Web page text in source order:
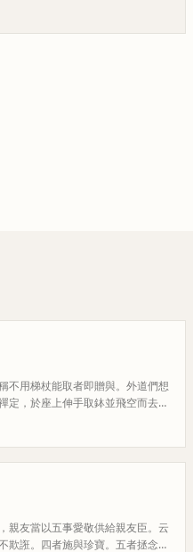
不用梯杖能取者即贈與。外道們想
定，於座上伸手取鉢並飛空而去。
親友當以五事愛敬供給親友臣。云
欺誑。四者施與珍寶。五者拯念親